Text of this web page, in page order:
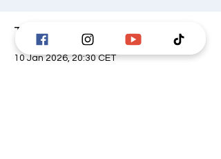
Time & Location
10 Jan 2026, 20:30 CET